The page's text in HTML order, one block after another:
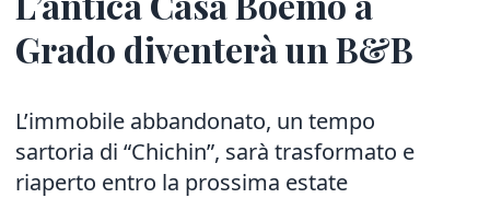
Grado diventerà un B&B
L’immobile abbandonato, un tempo
sartoria di “Chichin”, sarà trasformato e
riaperto entro la prossima estate